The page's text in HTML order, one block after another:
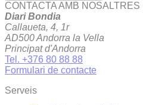
CONTACTA AMB NOSALTRES
Diari Bondia
Callaueta, 4, 1r
AD500 Andorra la Vella
Principat d'Andorra
Tel. +376 80 88 88
Formulari de contacte
Serveis